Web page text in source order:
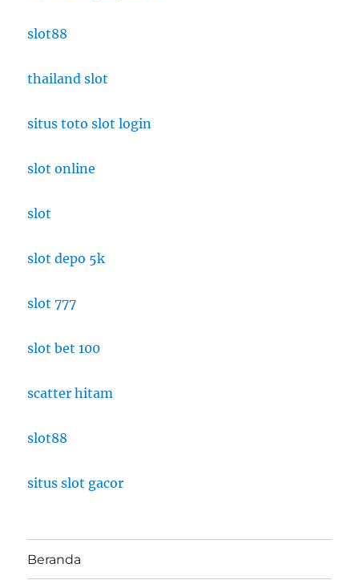
slot88
thailand slot
situs toto slot login
slot online
slot
slot depo 5k
slot 777
slot bet 100
scatter hitam
slot88
situs slot gacor
Beranda